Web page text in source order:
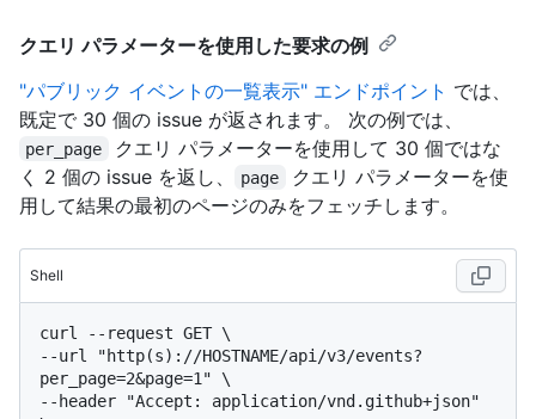
クエリ パラメーターを使用した要求の例
"パブリック イベントの一覧表示" エンドポイント では、
既定で 30 個の issue が返されます。 次の例では、
per_page
クエリ パラメーターを使用して 30 個ではな
く 2 個の issue を返し、
page
クエリ パラメーターを使
用して結果の最初のページのみをフェッチします。
Shell
curl --request GET \
--url "http(s)://HOSTNAME/api/v3/events?
per_page=2&page=1" \
--header "Accept: application/vnd.github+json"